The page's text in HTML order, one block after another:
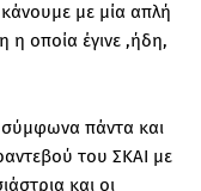
με μία απλή
η οποία έγινε ,ήδη,
σύμφωνα πάντα και
του ΣΚΑΙ με
και οι